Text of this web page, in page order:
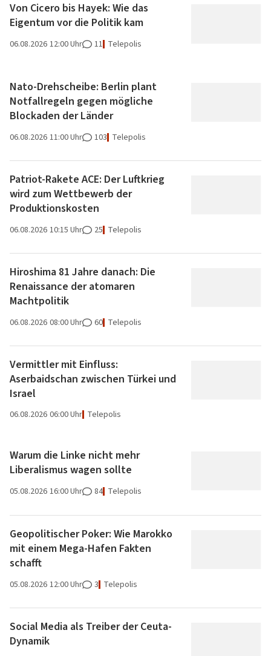
Von Cicero bis Hayek: Wie das
Eigentum vor die Politik kam
06.08.2026 12:00 Uhr 11 Telepolis
Nato-Drehscheibe: Berlin plant
Notfallregeln gegen mögliche
Blockaden der Länder
06.08.2026 11:00 Uhr 103 Telepolis
Patriot-Rakete ACE: Der Luftkrieg
wird zum Wettbewerb der
Produktionskosten
06.08.2026 10:15 Uhr 25 Telepolis
Hiroshima 81 Jahre danach: Die
Renaissance der atomaren
Machtpolitik
06.08.2026 08:00 Uhr 60 Telepolis
Vermittler mit Einfluss:
Aserbaidschan zwischen Türkei und
Israel
06.08.2026 06:00 Uhr Telepolis
Warum die Linke nicht mehr
Liberalismus wagen sollte
05.08.2026 16:00 Uhr 84 Telepolis
Geopolitischer Poker: Wie Marokko
mit einem Mega-Hafen Fakten
schafft
05.08.2026 12:00 Uhr 3 Telepolis
Social Media als Treiber der Ceuta-
Dynamik